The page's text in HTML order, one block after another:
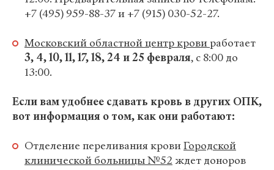
+7 (495) 959-88-37 и +7 (915) 030-52-27.
Московский областной центр кровиработает
3, 4, 10, 11, 17, 18, 24 и 25 февраля, с 8:00 до
13:00.
Если вам удобнее сдавать кровь в других ОПК,
вот информация о том, как они работают:
Отделение переливания кровиГородской
клинической больницы №52 ждет доноров